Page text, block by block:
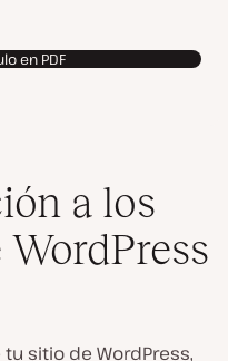
en PDF
a los
tu sitio de WordPress,